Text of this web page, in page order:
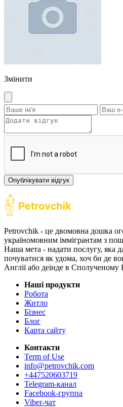
Змінити
Опублікувати відгук
Petrovchik - це двомовна дошка
україномовним іммігрантам з
Наша мета - надати послугу, яка
почуватися як удома, хоч би де
Англії або деінде в Сполученому
Наші продукти
Робота
Житло
Бізнес
Блог
Карта сайту
Контакти
Term of Use
info@petrovchik.com
+447520603719
Telegram-канал
Facebook-группа
Viber-чат